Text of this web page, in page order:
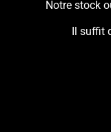
Notre stock
Il suffit